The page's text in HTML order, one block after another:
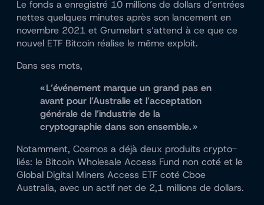
Le fonds a enregistré 10 millions de dollars d’entrées
nettes quelques minutes après son lancement en
novembre 2021 et Grumelart s’attend à ce que ce
nouvel ETF Bitcoin réalise le même exploit.
Dans ses mots,
« L’événement marque un grand pas en
avant pour l’Australie et l’acceptation
générale de l’industrie de la
cryptographie dans son ensemble. »
Notamment, Cosmos a déjà deux produits crypto-
liés: le Bitcoin Wholesale Access Fund non coté et le
Global Digital Miners Access ETF coté Cboe
Australia, avec un actif net de 2,1 millions de dollars.